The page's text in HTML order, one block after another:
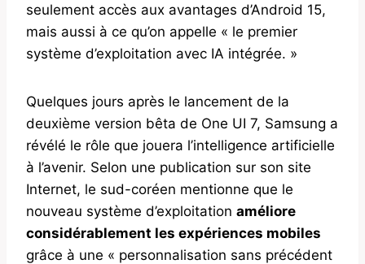
seulement accès aux avantages d’Android 15,
mais aussi à ce qu’on appelle « le premier
système d’exploitation avec IA intégrée. »
Quelques jours après le lancement de la
deuxième version bêta de One UI 7, Samsung a
révélé le rôle que jouera l’intelligence artificielle
à l’avenir. Selon une publication sur son site
Internet, le sud-coréen mentionne que le
nouveau système d’exploitation améliore
considérablement les expériences mobiles
grâce à une « personnalisation sans précédent